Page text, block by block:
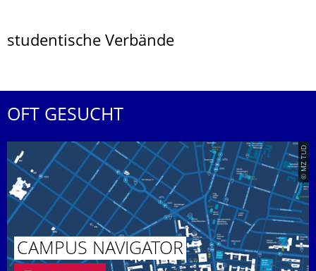
studentische Verbände
OFT GESUCHT
© MZ TUD
CAMPUS NAVIGATOR